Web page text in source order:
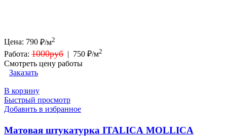
Цена: 790 ₽/м2
Работа: 1000руб | 750 ₽/м2
Смотреть цену работы
Заказать
В корзину
Быстрый просмотр
Добавить в избранное
Матовая штукатурка ITALICA MOLLICA